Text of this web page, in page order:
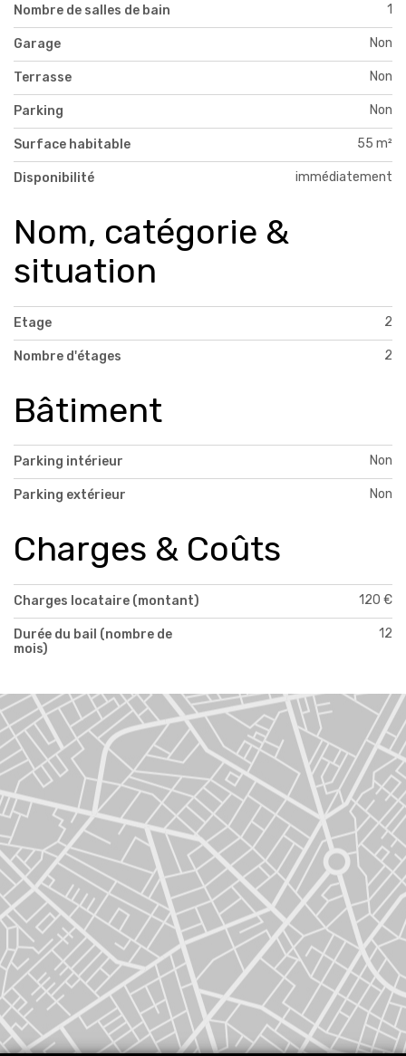
Nombre de salles de bain 1
Garage Non
Terrasse Non
Parking Non
Surface habitable 55 m²
Disponibilité immédiatement
Nom, catégorie &
situation
Etage 2
Nombre d'étages 2
Bâtiment
Parking intérieur Non
Parking extérieur Non
Charges & Coûts
Charges locataire (montant) 120 €
Durée du bail (nombre de
mois)
12